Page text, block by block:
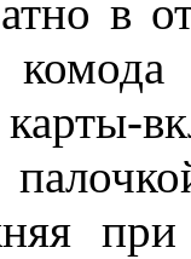
в
карты-